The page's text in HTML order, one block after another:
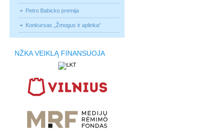
Petro Babicko premija
Konkursas „Žmogus ir aplinka“
NŽKA VEIKLĄ FINANSUOJA